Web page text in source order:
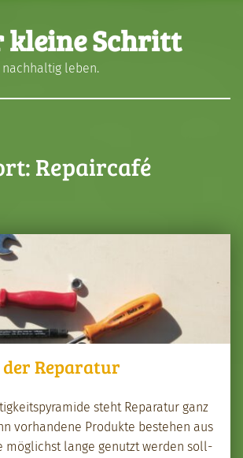
kleine Schritt
nachhaltig leben.
Repaircafé
Reparatur
ste­ht Reparatur ganz
vorhan­dene Pro­duk­te beste­hen aus
möglichst lange genutzt wer­den soll­